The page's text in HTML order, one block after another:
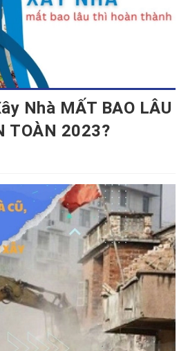
Nhà MẤT BAO LÂU
TOÀN 2023?